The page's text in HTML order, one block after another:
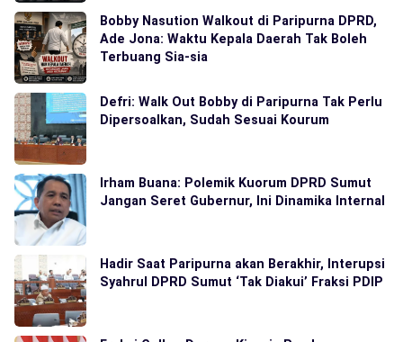
Bobby Nasution Walkout di Paripurna DPRD,
Ade Jona: Waktu Kepala Daerah Tak Boleh
Terbuang Sia-sia
Defri: Walk Out Bobby di Paripurna Tak Perlu
Dipersoalkan, Sudah Sesuai Kourum
Irham Buana: Polemik Kuorum DPRD Sumut
Jangan Seret Gubernur, Ini Dinamika Internal
Hadir Saat Paripurna akan Berakhir, Interupsi
Syahrul DPRD Sumut ‘Tak Diakui’ Fraksi PDIP